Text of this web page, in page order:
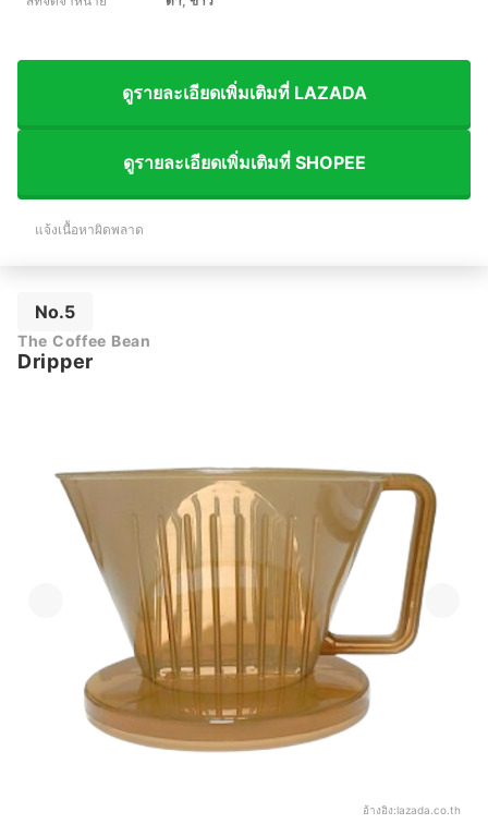
ดูรายละเอียดเพิ่มเติมที่ LAZADA
ดูรายละเอียดเพิ่มเติมที่ SHOPEE
แจ้งเนื้อหาผิดพลาด
No.5
The Coffee Bean
Dripper
อ้างอิง:lazada.co.th